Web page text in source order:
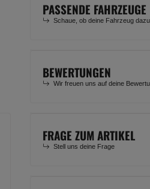
PASSENDE FAHRZEUGE
Schaue, ob deine Fahrzeug
BEWERTUNGEN
Wir freuen uns auf deine
FRAGE ZUM ARTIKEL
Stell uns deine Frage